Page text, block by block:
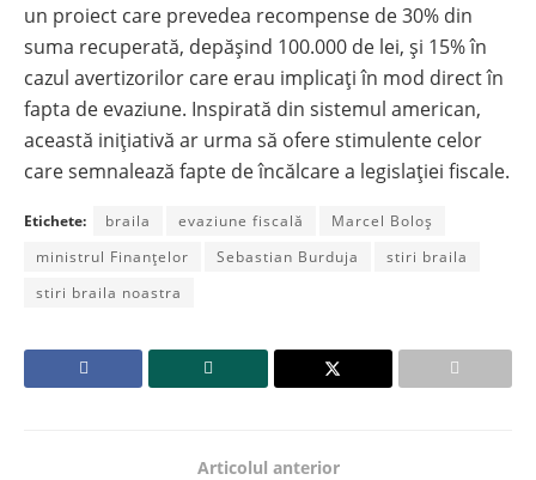
un proiect care prevedea recompense de 30% din
suma recuperată, depășind 100.000 de lei, și 15% în
cazul avertizorilor care erau implicați în mod direct în
fapta de evaziune. Inspirată din sistemul american,
această inițiativă ar urma să ofere stimulente celor
care semnalează fapte de încălcare a legislației fiscale.
Etichete: braila evaziune fiscală
Marcel Boloș
ministrul Finanțelor
Sebastian Burduja
stiri braila
stiri braila noastra
Articolul anterior